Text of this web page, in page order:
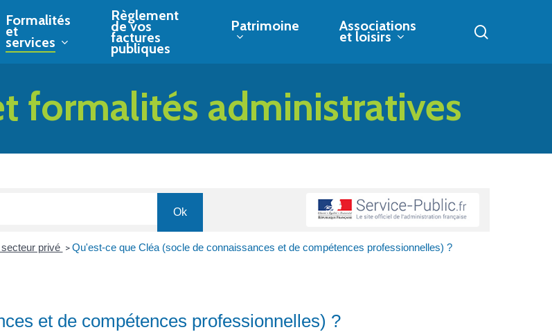
Formalités
et
services
Règlement
de vos
factures
publiques
Patrimoine Associations
et loisirs
formalités administratives
privé > Qu'est-ce que Cléa (socle de connaissances et de compétences professionnelles) ?
et de compétences professionnelles) ?